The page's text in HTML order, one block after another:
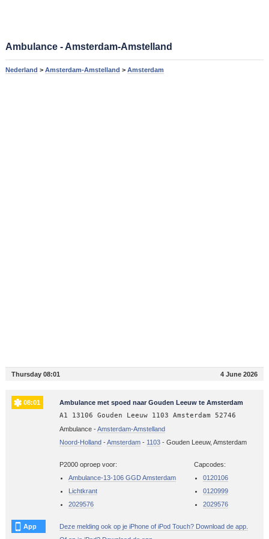
Ambulance - Amsterdam-Amstelland
Nederland > Amsterdam-Amstelland > Amsterdam
Thursday 08:01 4 June 2026
08:01 Ambulance met spoed naar Gouden Leeuw te Amsterdam
A1 13106 Gouden Leeuw 1103 Amsterdam 52746
Ambulance -Amsterdam-Amstelland
Noord-Holland-Amsterdam- 1103- Gouden Leeuw, Amsterdam
P2000 oproep voor:
Ambulance-13-106 GGD Amsterdam
Lichtkrant
2029576
Capcodes:
0120106
0120999
2029576
App
Deze melding ook op je iPhone of iPod Touch? Download de app.